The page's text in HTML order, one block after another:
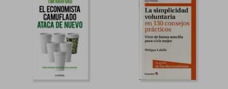
40% 10%
dcto.